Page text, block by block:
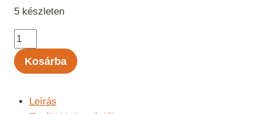
5 készleten
Kartopu
No:
1
Meggy
Kosárba
Leírás